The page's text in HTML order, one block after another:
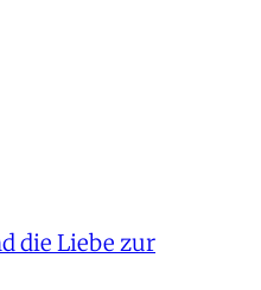
die Liebe zur